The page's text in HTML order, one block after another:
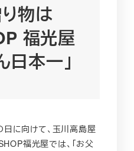
物は
福光屋
日本一」
に向けて、玉川高島屋
福光屋では、「お父